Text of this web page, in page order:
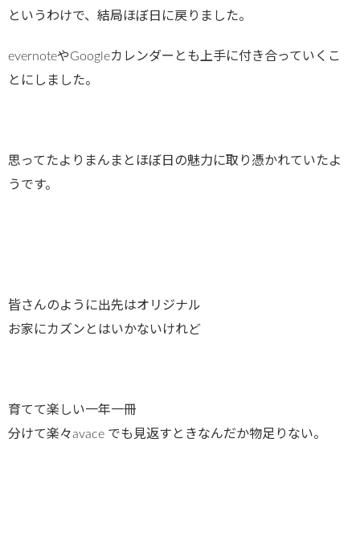
というわけで、結局ほぼ日に戻りました。
evernoteやGoogleカレンダーとも上手に付き合っていくこ
とにしました。
思ってたよりまんまとほぼ日の魅力に取り憑かれていたよ
うです。
皆さんのように出先はオリジナル
お家にカズンとはいかないけれど
育てて楽しい一年一冊
分けて楽々avace でも見返すときなんだか物足りない。